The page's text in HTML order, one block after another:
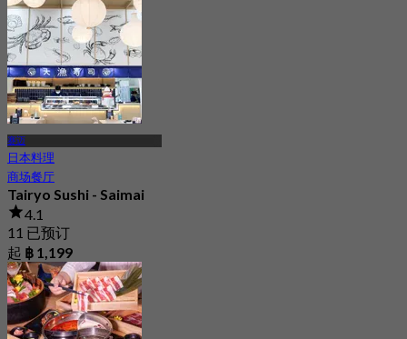
赛迈
日本料理
商场餐厅
Tairyo Sushi - Saimai
4.1
11 已预订
起 ฿ 1,199